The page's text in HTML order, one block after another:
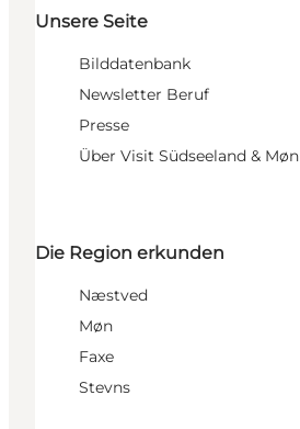
Unsere Seite
Bilddatenbank
Newsletter Beruf
Presse
Über Visit Südseeland & Møn
Die Region erkunden
Næstved
Møn
Faxe
Stevns